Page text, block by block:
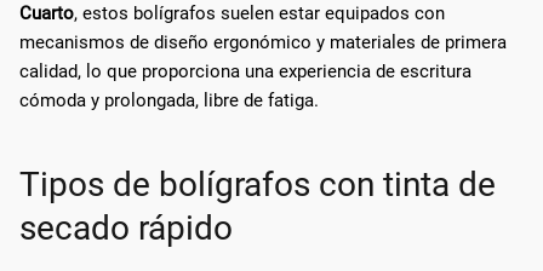
Cuarto, estos bolígrafos suelen estar equipados con
mecanismos de diseño ergonómico y materiales de primera
calidad, lo que proporciona una experiencia de escritura
cómoda y prolongada, libre de fatiga.
Tipos de bolígrafos con tinta de
secado rápido